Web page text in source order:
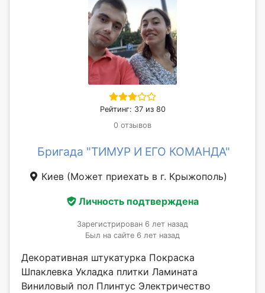
Рейтинг: 37 из 80
0 отзывов
Бригада "ТИМУР И ЕГО КОМАНДА"
Киев (Может приехать в г. Крыжополь)
Личность подтверждена
Зарегистрирован 6 лет назад
Был на сайте 6 лет назад
Декоративная штукатурка Покраска
Шпаклевка Укладка плитки Ламината
Виниловый пол Плинтус Электричество